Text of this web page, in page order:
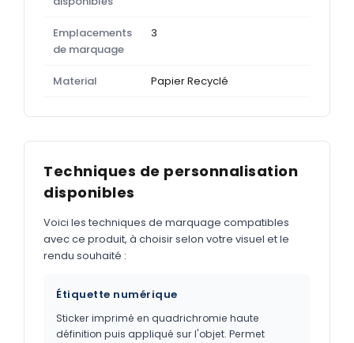
Emplacements
de marquage
3
Material Papier Recyclé
Techniques de personnalisation
disponibles
Voici les techniques de marquage compatibles
avec ce produit, à choisir selon votre visuel et le
rendu souhaité :
Étiquette numérique
Sticker imprimé en quadrichromie haute
définition puis appliqué sur l'objet. Permet